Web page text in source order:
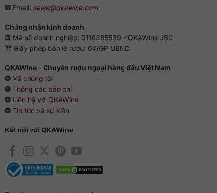
Email: sales@qkawine.com
Chứng nhận kinh doanh
Mã số doanh nghiệp: 0110385539 - QKAWine JSC
Giấy phép bán lẻ rượu: 04/GP-UBND
QKAWine - Chuyên rượu ngoại hàng đầu Việt Nam
Về chúng tôi
Thông cáo báo chí
Liên hệ với QKAWine
Tin tức và sự kiện
Kết nối với QKAWine